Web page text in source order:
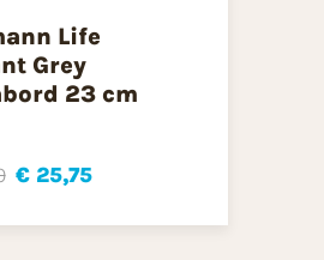
Life
Grey
23 cm
€ 25,75